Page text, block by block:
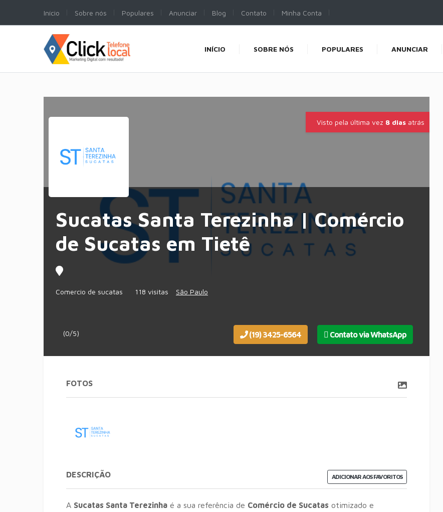
Início Sobre nós Populares Anunciar Blog Contato Minha Conta
INÍCIO SOBRE NÓS POPULARES ANUNCIAR
Visto pela última vez 8 dias atrás
Sucatas Santa Terezinha | Comércio
de Sucatas em Tietê
Comercio de sucatas 118 visitas São Paulo
(0/5) (19) 3425-6564 Contato via WhatsApp
FOTOS
ADICIONAR AOS FAVORITOS
DESCRIÇÃO
A Sucatas Santa Terezinha é a sua referência de Comércio de Sucatas otimizado e